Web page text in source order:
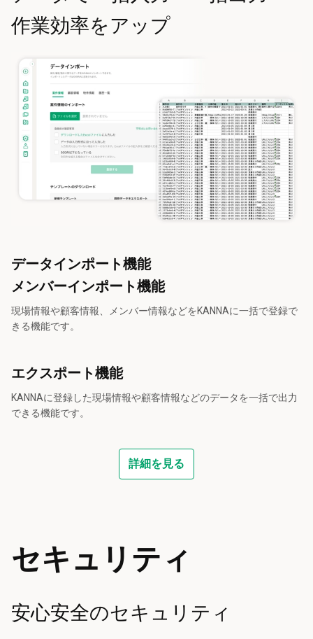
作業効率をアップ
データインポート機能
メンバーインポート機能
現場情報や顧客情報、メンバー情報などをKANNAに一括で登録で
きる機能です。
エクスポート機能
KANNAに登録した現場情報や顧客情報などのデータを一括で出力
できる機能です。
詳細を見る
セキュリティ
安心安全のセキュリティ